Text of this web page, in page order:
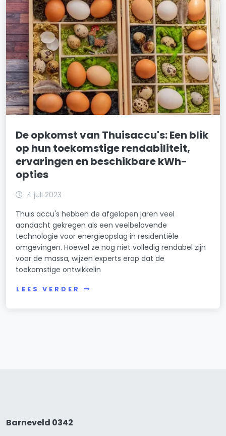
De opkomst van Thuisaccu's: Een blik
op hun toekomstige rendabiliteit,
ervaringen en beschikbare kWh-
opties
4 juli 2023
Thuis accu's hebben de afgelopen jaren veel
aandacht gekregen als een veelbelovende
technologie voor energieopslag in residentiële
omgevingen. Hoewel ze nog niet volledig rendabel zijn
voor de massa, wijzen experts erop dat de
toekomstige ontwikkelin
LEES VERDER
Barneveld 0342